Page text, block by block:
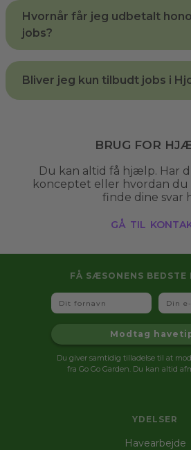
Hvornår får jeg udbetalt
jobs?
Bliver jeg kun tilbudt jobs i
Brug for
Du kan altid få hjælp. Har
konceptet eller hvordan du
finde dine svar
gå til
YDELSER
Havearbejde
FÅ SÆSONENS BEDSTE
Fornavn Email
Modtag
Du giver samtidig tilladelse til at
fra Go Go Garden. Du kan altid